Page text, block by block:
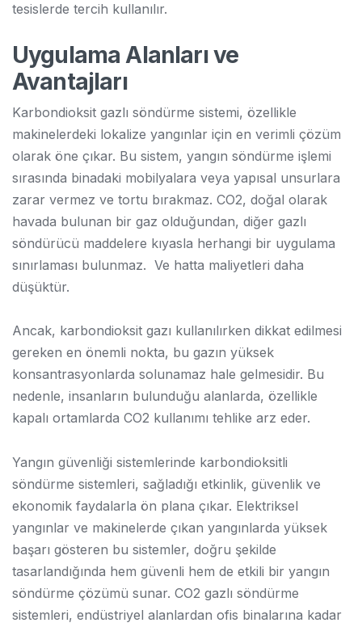
tesislerde tercih kullanılır.
Uygulama Alanları ve
Avantajları
Karbondioksit gazlı söndürme sistemi, özellikle
makinelerdeki lokalize yangınlar için en verimli çözüm
olarak öne çıkar. Bu sistem, yangın söndürme işlemi
sırasında binadaki mobilyalara veya yapısal unsurlara
zarar vermez ve tortu bırakmaz. CO2, doğal olarak
havada bulunan bir gaz olduğundan, diğer gazlı
söndürücü maddelere kıyasla herhangi bir uygulama
sınırlaması bulunmaz. Ve hatta maliyetleri daha
düşüktür.
Ancak, karbondioksit gazı kullanılırken dikkat edilmesi
gereken en önemli nokta, bu gazın yüksek
konsantrasyonlarda solunamaz hale gelmesidir. Bu
nedenle, insanların bulunduğu alanlarda, özellikle
kapalı ortamlarda CO2 kullanımı tehlike arz eder.
Yangın güvenliği sistemlerinde karbondioksitli
söndürme sistemleri, sağladığı etkinlik, güvenlik ve
ekonomik faydalarla ön plana çıkar. Elektriksel
yangınlar ve makinelerde çıkan yangınlarda yüksek
başarı gösteren bu sistemler, doğru şekilde
tasarlandığında hem güvenli hem de etkili bir yangın
söndürme çözümü sunar. CO2 gazlı söndürme
sistemleri, endüstriyel alanlardan ofis binalarına kadar